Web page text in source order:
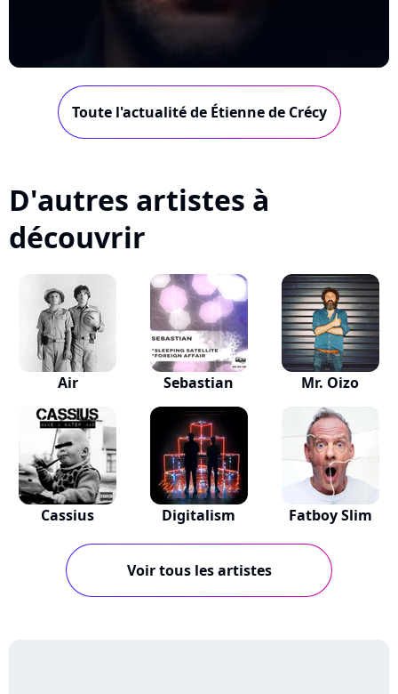
Toute l'actualité de Étienne de Crécy
D'autres artistes à
découvrir
Air Sebastian Mr. Oizo
Cassius Digitalism Fatboy Slim
Voir tous les artistes